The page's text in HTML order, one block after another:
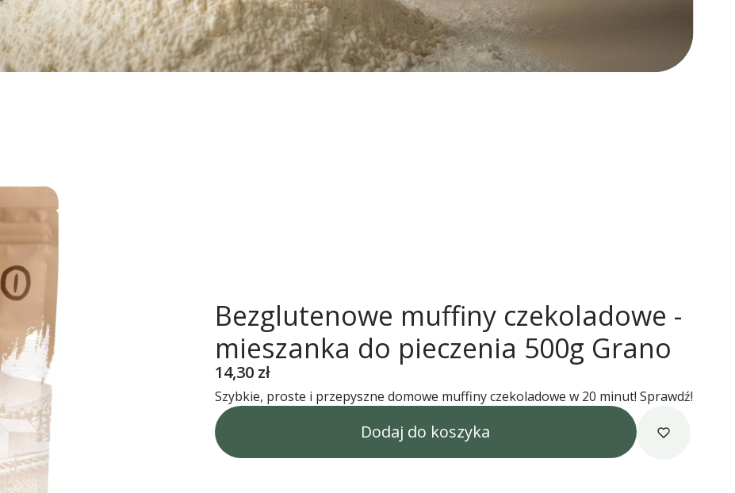
Bezglutenowe muffiny czekoladowe -
mieszanka do pieczenia 500g Grano
Cena
14,30 zł
Szybkie, proste i przepyszne domowe muffiny czekoladowe w 20 minut! Sprawdź!
Dodaj do koszyka